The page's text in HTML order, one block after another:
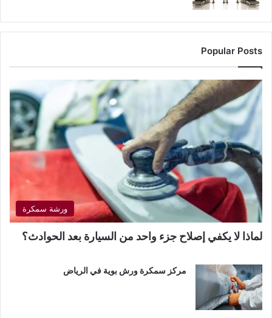
Popular Posts
ورشة سمكرة
لماذا لا يكفي إصلاح جزء واحد من السيارة بعد الحوادث؟
مركز سمكرة ورش بوية في الرياض